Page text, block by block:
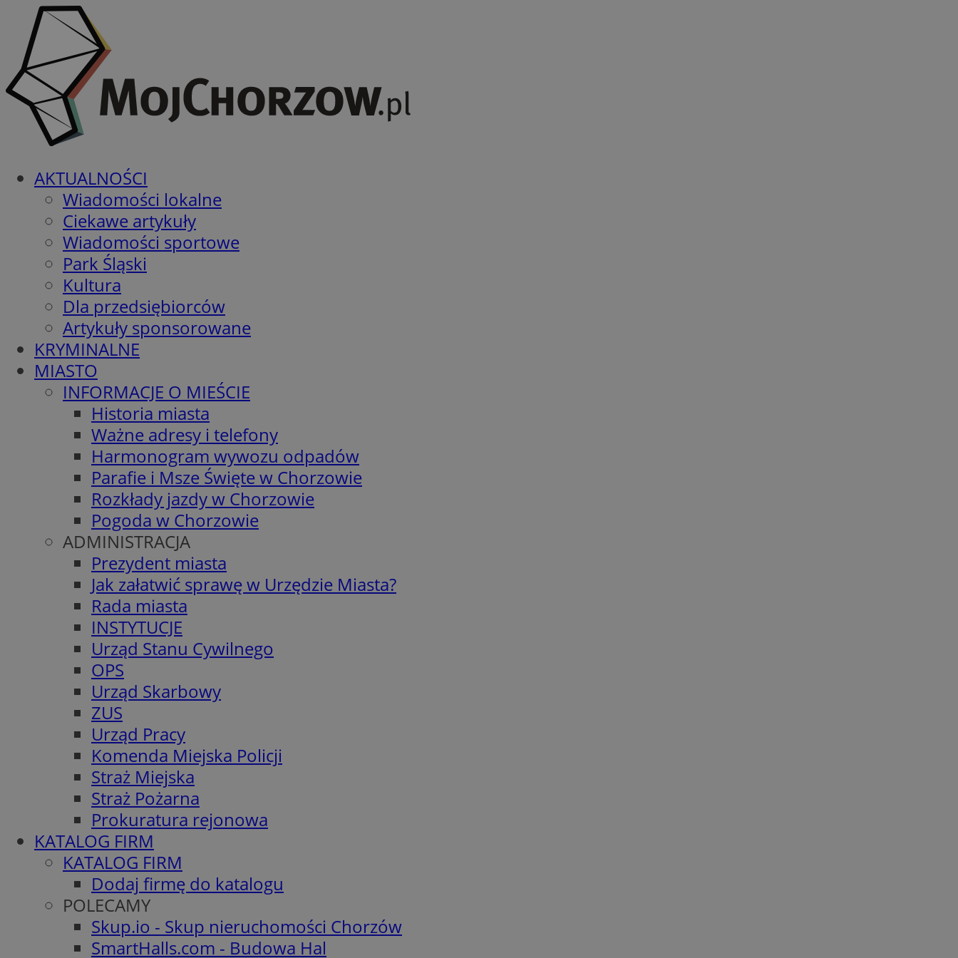
AKTUALNOŚCI
Wiadomości lokalne
Ciekawe artykuły
Wiadomości sportowe
Park Śląski
Kultura
Dla przedsiębiorców
Artykuły sponsorowane
KRYMINALNE
MIASTO
INFORMACJE O MIEŚCIE
Historia miasta
Ważne adresy i telefony
Harmonogram wywozu odpadów
Parafie i Msze Święte w Chorzowie
Rozkłady jazdy w Chorzowie
Pogoda w Chorzowie
ADMINISTRACJA
Prezydent miasta
Jak załatwić sprawę w Urzędzie Miasta?
Rada miasta
INSTYTUCJE
Urząd Stanu Cywilnego
OPS
Urząd Skarbowy
ZUS
Urząd Pracy
Komenda Miejska Policji
Straż Miejska
Straż Pożarna
Prokuratura rejonowa
KATALOG FIRM
KATALOG FIRM
Dodaj firmę do katalogu
POLECAMY
Skup.io - Skup nieruchomości Chorzów
SmartHalls.com - Budowa Hal